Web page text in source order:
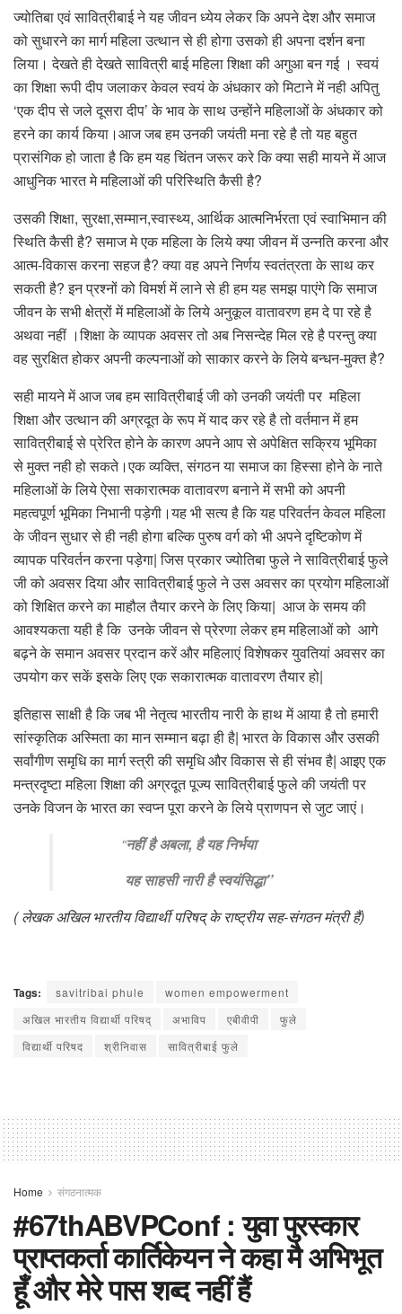
ज्योतिबा एवं सावित्रीबाई ने यह जीवन ध्येय लेकर कि अपने देश और समाज
को सुधारने का मार्ग महिला उत्थान से ही होगा उसको ही अपना दर्शन बना
लिया। देखते ही देखते सावित्री बाई महिला शिक्षा की अगुआ बन गई । स्वयं
का शिक्षा रूपी दीप जलाकर केवल स्वयं के अंधकार को मिटाने में नही अपितु
‘एक दीप से जले दूसरा दीप’ के भाव के साथ उन्होंने महिलाओं के अंधकार को
हरने का कार्य किया।आज जब हम उनकी जयंती मना रहे है तो यह बहुत
प्रासंगिक हो जाता है कि हम यह चिंतन जरूर करे कि क्या सही मायने में आज
आधुनिक भारत मे महिलाओं की परिस्थिति कैसी है?
उसकी शिक्षा, सुरक्षा,सम्मान,स्वास्थ्य, आर्थिक आत्मनिर्भरता एवं स्वाभिमान की
स्थिति कैसी है? समाज मे एक महिला के लिये क्या जीवन में उन्नति करना और
आत्म-विकास करना सहज है? क्या वह अपने निर्णय स्वतंत्रता के साथ कर
सकती है? इन प्रश्नों को विमर्श में लाने से ही हम यह समझ पाएंगे कि समाज
जीवन के सभी क्षेत्रों में महिलाओं के लिये अनुकूल वातावरण हम दे पा रहे है
अथवा नहीं ।शिक्षा के व्यापक अवसर तो अब निसन्देह मिल रहे है परन्तु क्या
वह सुरक्षित होकर अपनी कल्पनाओं को साकार करने के लिये बन्धन-मुक्त है?
सही मायने में आज जब हम सावित्रीबाई जी को उनकी जयंती पर महिला
शिक्षा और उत्थान की अग्रदूत के रूप में याद कर रहे है तो वर्तमान में हम
सावित्रीबाई से प्रेरित होने के कारण अपने आप से अपेक्षित सक्रिय भूमिका
से मुक्त नही हो सकते।एक व्यक्ति, संगठन या समाज का हिस्सा होने के नाते
महिलाओं के लिये ऐसा सकारात्मक वातावरण बनाने में सभी को अपनी
महत्वपूर्ण भूमिका निभानी पड़ेगी।यह भी सत्य है कि यह परिवर्तन केवल महिला
के जीवन सुधार से ही नही होगा बल्कि पुरुष वर्ग को भी अपने दृष्टिकोण में
व्यापक परिवर्तन करना पड़ेगा| जिस प्रकार ज्योतिबा फुले ने सावित्रीबाई फुले
जी को अवसर दिया और सावित्रीबाई फुले ने उस अवसर का प्रयोग महिलाओं
को शिक्षित करने का माहौल तैयार करने के लिए किया| आज के समय की
आवश्यकता यही है कि उनके जीवन से प्रेरणा लेकर हम महिलाओं को आगे
बढ़ने के समान अवसर प्रदान करें और महिलाएं विशेषकर युवतियां अवसर का
उपयोग कर सकें इसके लिए एक सकारात्मक वातावरण तैयार हो|
इतिहास साक्षी है कि जब भी नेतृत्व भारतीय नारी के हाथ में आया है तो हमारी
सांस्कृतिक अस्मिता का मान सम्मान बढ़ा ही है| भारत के विकास और उसकी
सर्वांगीण समृधि का मार्ग स्त्री की समृधि और विकास से ही संभव है| आइए एक
मन्त्रदृष्टा महिला शिक्षा की अग्रदूत पूज्य सावित्रीबाई फुले की जयंती पर
उनके विजन के भारत का स्वप्न पूरा करने के लिये प्राणपन से जुट जाएं।
“नहीं है अबला, है यह निर्भया
यह साहसी नारी है स्वयंसिद्धा’’
( लेखक अखिल भारतीय विद्यार्थी परिषद् के राष्ट्रीय सह-संगठन मंत्री हैं)
Tags: savitribai phule
women empowerment
अखिल भारतीय विद्यार्थी परिषद्
अभाविप एबीवीपी
फुले
विद्यार्थी परिषद
श्रीनिवास सावित्रीबाई फुले
Home संगठनात्मक
#67thABVPConf : युवा पुरस्कार
प्राप्तकर्ता कार्तिकेयन ने कहा मै अभिभूत
हूँ और मेरे पास शब्द नहीं हैं